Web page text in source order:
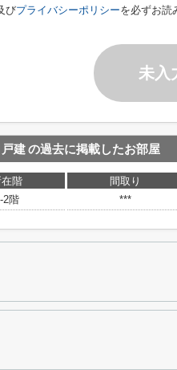
びプライバシーポリシーを必ずお読
未入
建の過去に掲載したお部屋
在階 間取り
2階
***